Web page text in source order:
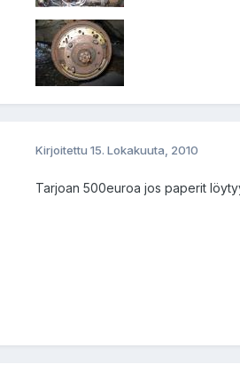
Kirjoitettu 15. Lokakuuta, 2010
Tarjoan 500euroa jos paperit